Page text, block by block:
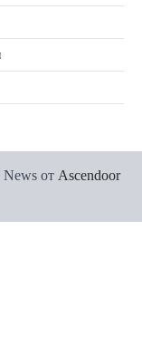
News от Ascendoor